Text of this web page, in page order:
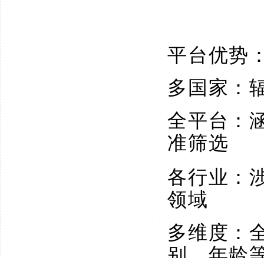
平台优势
多国家：
全平台：
准筛选
各行业：
领域
多维度：